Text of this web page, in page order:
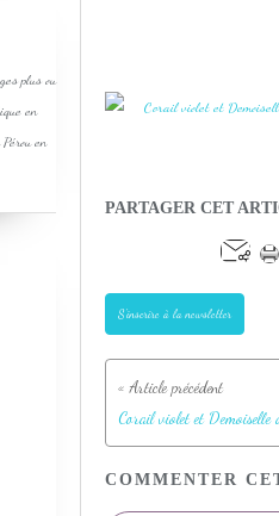
PARTAGER CET
S'inscrire à la newsletter
COMMENTER
plus ou
en
en